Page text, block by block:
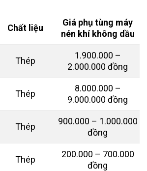
Chất liệu
Giá phụ tùng máy
nén khí không dầu
Thép
1.900.000 –
2.000.000 đồng
Thép
8.000.000 –
9.000.000 đồng
Thép
900.000 – 1.000.000
đồng
Thép
200.000 – 700.000
đồng